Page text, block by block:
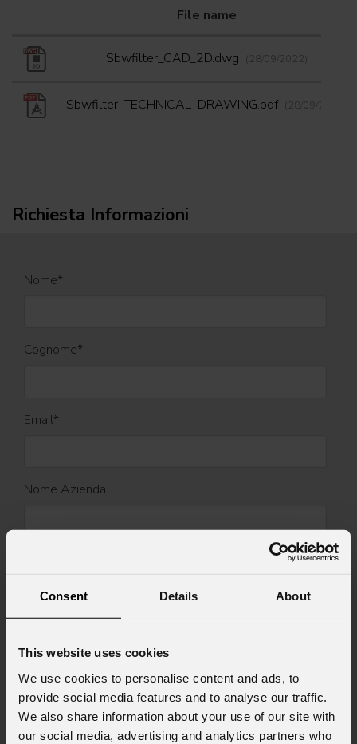
Consent Details About
This website uses cookies
We use cookies to personalise content and ads, to
provide social media features and to analyse our traffic.
We also share information about your use of our site with
our social media, advertising and analytics partners who
File name
Sbwfilter_CAD_2D.dwg (28/09/2022)
Sbwfilter_TECHNICAL_DRAWING.pdf (28/09/2022)
Richiesta Informazioni
Nome*
Cognome*
Email*
Nome Azienda
Messaggio